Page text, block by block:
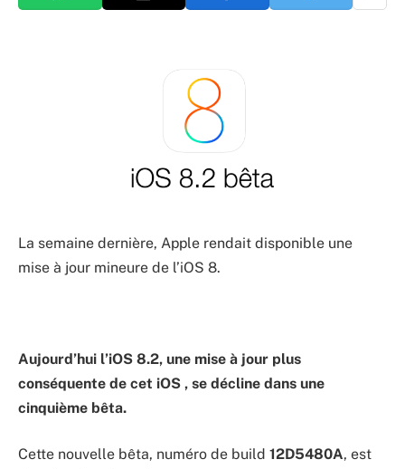
La semaine dernière, Apple rendait disponible une
mise à jour mineure de l’iOS 8.
Aujourd’hui l’iOS 8.2, une mise à jour plus
conséquente de cet iOS , se décline dans une
cinquième bêta.
Cette nouvelle bêta, numéro de build 12D5480A, est